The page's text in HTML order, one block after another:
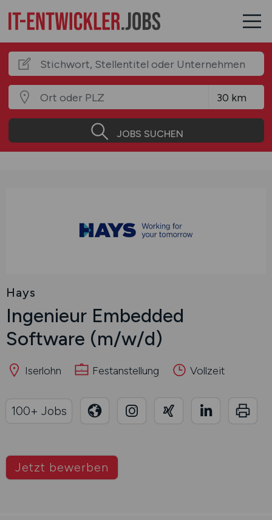
JOBS SUCHEN
Hays
Ingenieur Embedded
Software (m/w/d)
Iserlohn Festanstellung Vollzeit
Jetzt bewerben
100+ Jobs